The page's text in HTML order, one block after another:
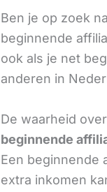
Ben je op zoek
beginnende
ook als je net
anderen in
De waarheid
beginnende
Een beginnende
extra inkomen